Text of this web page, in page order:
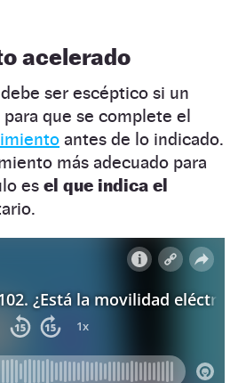
acelerado
ser escéptico si un
que se complete el
antes de lo indicado.
más adecuado para
es el que indica el